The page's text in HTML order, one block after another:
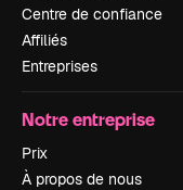
Centre de confiance
Affiliés
Entreprises
Notre entreprise
Prix
À propos de nous